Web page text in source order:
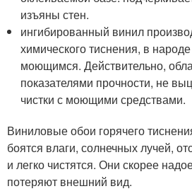
изъяны стен.
ингибированный винил
химического тиснения, в
моющимся. Действительно,
показателями прочности, не
чистки с моющими средствами.
Виниловые обои горячего
боятся влаги, солнечных лучей,
и легко чистятся. Они скорее
потеряют внешний вид.